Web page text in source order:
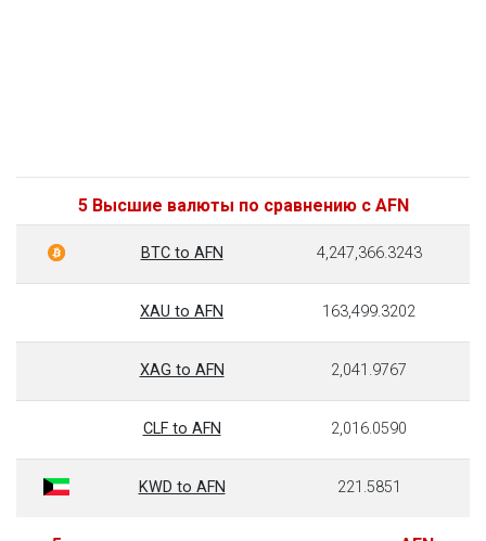
5 Высшие валюты по сравнению с AFN
BTC to AFN 4,247,366.3243
XAU to AFN 163,499.3202
XAG to AFN 2,041.9767
CLF to AFN 2,016.0590
KWD to AFN 221.5851